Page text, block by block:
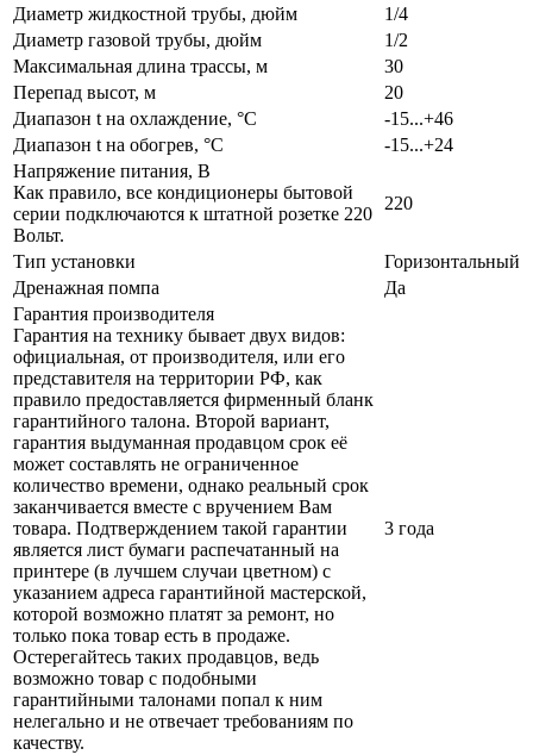
Диаметр жидкостной трубы, дюйм
1/4
Диаметр газовой трубы, дюйм
1/2
Максимальная длина трассы, м
30
Перепад высот, м
20
Диапазон t на охлаждение, °С
-15...+46
Диапазон t на обогрев, °С
-15...+24
Напряжение питания, В
Как правило, все кондиционеры бытовой
серии подключаются к штатной розетке 220
Вольт.
220
Тип установки
Горизонтальный
Дренажная помпа
Да
Гарантия производителя
Гарантия на технику бывает двух видов:
официальная, от производителя, или его
представителя на территории РФ, как
правило предоставляется фирменный бланк
гарантийного талона. Второй вариант,
гарантия выдуманная продавцом срок её
может составлять не ограниченное
количество времени, однако реальный срок
заканчивается вместе с вручением Вам
товара. Подтверждением такой гарантии
является лист бумаги распечатанный на
принтере (в лучшем случаи цветном) с
указанием адреса гарантийной мастерской,
которой возможно платят за ремонт, но
только пока товар есть в продаже.
Остерегайтесь таких продавцов, ведь
возможно товар с подобными
гарантийными талонами попал к ним
нелегально и не отвечает требованиям по
качеству.
3 года